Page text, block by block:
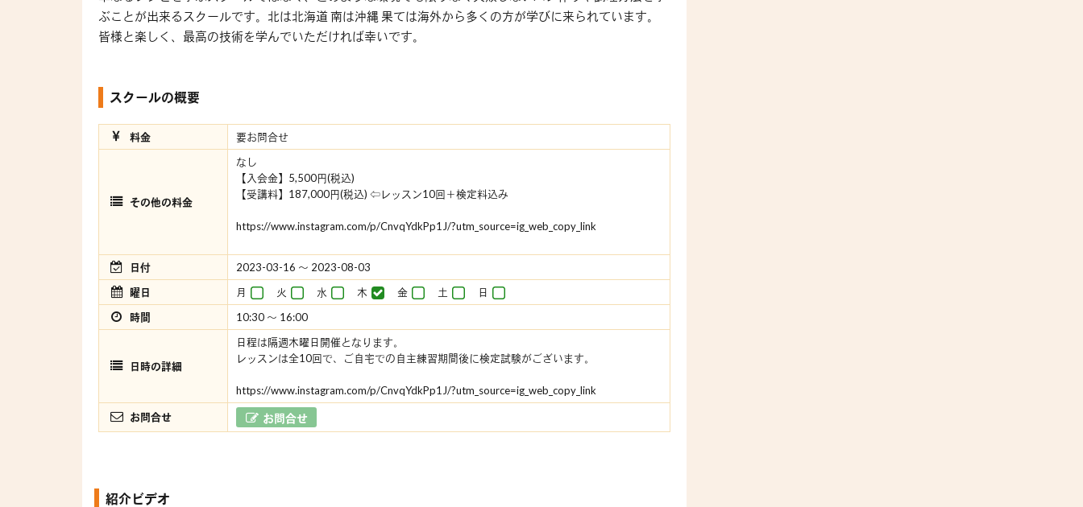
ぶことが出来るスクールです。北は北海道 南は沖縄 果ては海外から多くの方が学びに来られています。
皆様と楽しく、最高の技術を学んでいただければ幸いです。
スクールの概要
料金 要お問合せ
その他の料金
なし
【入会金】5,500円(税込)
【受講料】187,000円(税込) ⇦レッスン10回＋検定料込み
https://www.instagram.com/p/CnvqYdkPp1J/?utm_source=ig_web_copy_link
日付
2023-03-16 〜 2023-08-03
曜日
月 火 水 木 金 土
日
時間
10:30 〜 16:00
日時の詳細
日程は隔週木曜日開催となります。
レッスンは全10回で、ご自宅での自主練習期間後に検定試験がございます。
https://www.instagram.com/p/CnvqYdkPp1J/?utm_source=ig_web_copy_link
お問合せ お問合せ
紹介ビデオ